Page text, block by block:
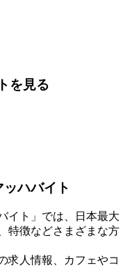
を見る
ハバイト
イト」では、日本最大
特徴などさまざまな方
求人情報、カフェやコ